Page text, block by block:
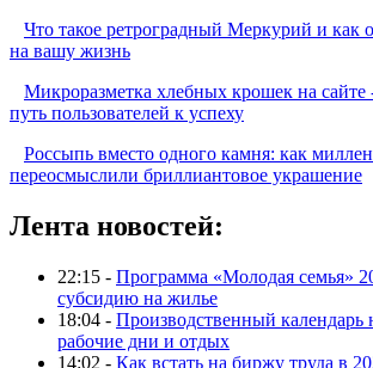
Что такое ретроградный Меркурий и как
на вашу жизнь
Микроразметка хлебных крошек на сайте
путь пользователей к успеху
Россыпь вместо одного камня: как
переосмыслили бриллиантовое украшение
Лента новостей:
22:15 - Программа «Молодая семья»
субсидию на жилье
18:04 - Производственный календарь
рабочие дни и отдых
14:02 - Как встать на биржу труда в